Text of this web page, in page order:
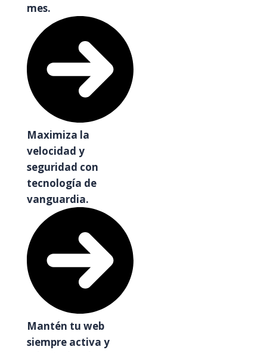
mes.
Maximiza la
velocidad y
seguridad con
tecnología de
vanguardia.
Mantén tu web
siempre activa y